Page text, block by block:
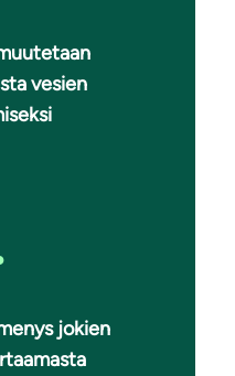
vesien
jokien